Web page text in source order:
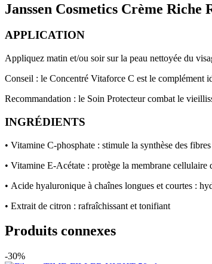
Janssen Cosmetics Crème Riche
APPLICATION
Appliquez matin et/ou soir sur la peau nettoyée du
Conseil : le Concentré Vitaforce C est le complément
Recommandation : le Soin Protecteur combat le
INGRÉDIENTS
• Vitamine C-phosphate : stimule la synthèse des
• Vitamine E-Acétate : protège la membrane cellulaire
• Acide hyaluronique à chaînes longues et courtes :
• Extrait de citron : rafraîchissant et tonifiant
Produits connexes
-30%